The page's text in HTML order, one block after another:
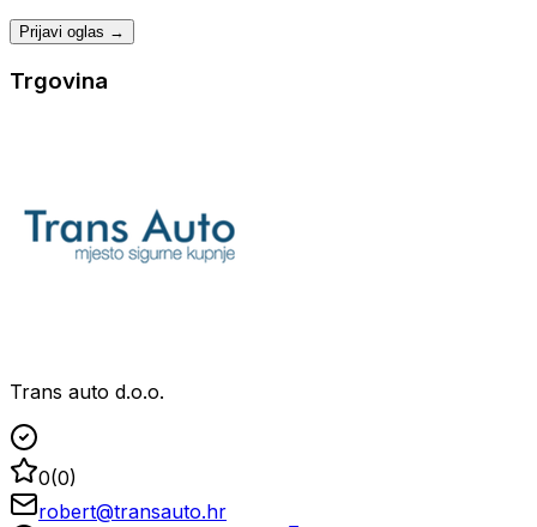
Prijavi oglas →
Trgovina
Trans auto d.o.o.
0(0)
robert@transauto.hr